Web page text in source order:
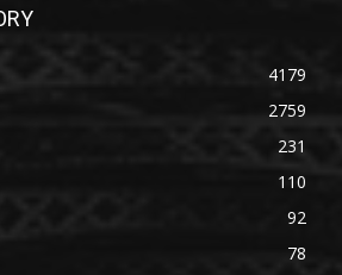
4179
2759
231
110
92
78